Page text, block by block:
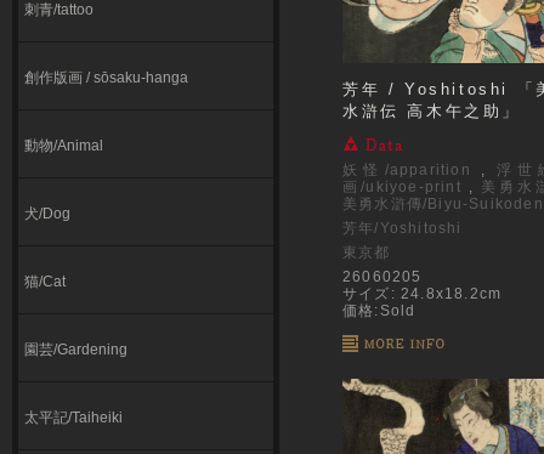
刺青/tattoo
創作版画 / sōsaku-hanga
動物/Animal
犬/Dog
猫/Cat
園芸/Gardening
太平記/Taiheiki
芳年 / Yoshitoshi 「
水滸伝 高木午之助」
妖怪/apparition , 浮世
画/ukiyoe-print , 美勇水
美勇水滸傳/Biyu-Suikoden
芳年/Yoshitoshi
東京都
26060205
サイズ: 24.8x18.2cm
価格:Sold